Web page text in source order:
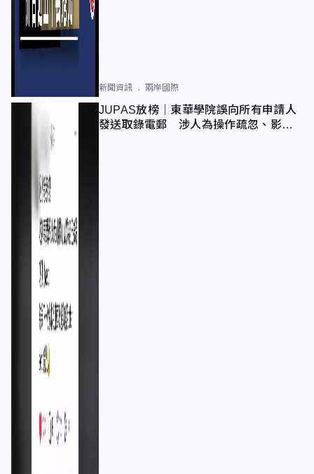
新聞資訊 兩岸國際
JUPAS放榜｜東華學院誤向所有申請人
發送取錄電郵 涉人為操作疏忽、影響